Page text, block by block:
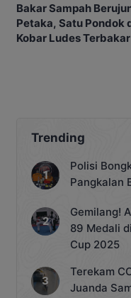
Bakar Sampah
Petaka, Satu Pondok
Kobar Ludes Terbakar
Trending
Polisi
Pangkalan
Gemilang!
89 Medali
Cup 2025
Terekam
Juanda